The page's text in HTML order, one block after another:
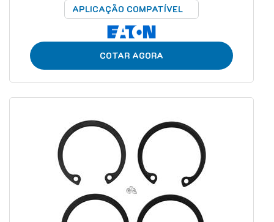
APLICAÇÃO COMPATÍVEL
COTAR AGORA